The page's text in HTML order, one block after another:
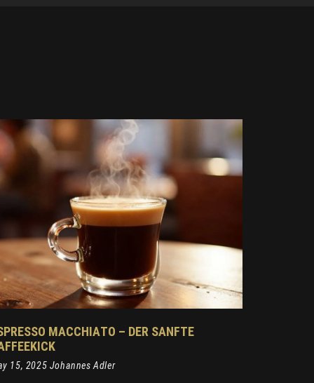
MACCHIATO – DER SANFTE
15, 2025 Johannes Adler